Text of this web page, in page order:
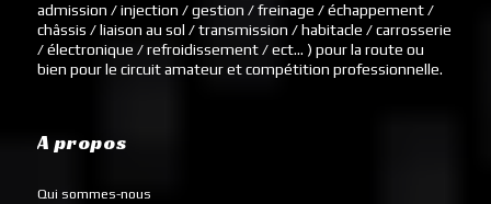
admission / injection / gestion / freinage / échappement /
châssis / liaison au sol / transmission / habitacle / carrosserie
/ électronique / refroidissement / ect... ) pour la route ou
bien pour le circuit amateur et compétition professionnelle.
A propos
Qui sommes-nous